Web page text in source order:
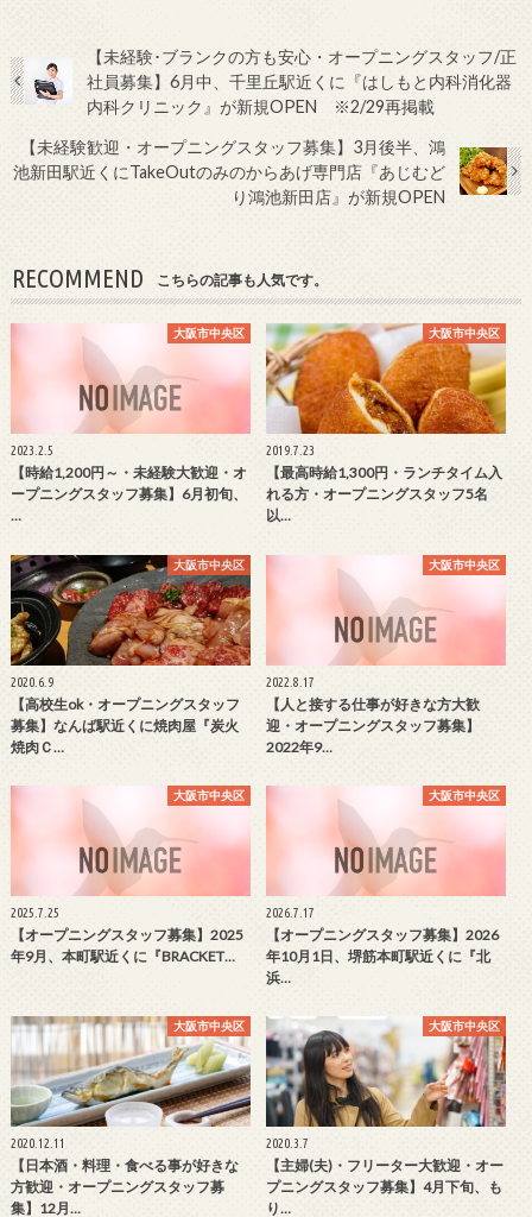
【未経験･ブランクの方も安心・オープニングスタッフ/正
社員募集】6月中、千里丘駅近くに『はしもと内科消化器
内科クリニック』が新規OPEN ※2/29再掲載
【未経験歓迎・オープニングスタッフ募集】3月後半、鴻
池新田駅近くにTakeOutのみのからあげ専門店『あじむど
り鴻池新田店』が新規OPEN
RECOMMEND こちらの記事も人気です。
大阪市中央区
2023.2.5
【時給1,200円～・未経験大歓迎・オ
ープニングスタッフ募集】6月初旬、
…
大阪市中央区
2019.7.23
【最高時給1,300円・ランチタイム入
れる方・オープニングスタッフ5名
以…
大阪市中央区
2020.6.9
【高校生ok・オープニングスタッフ
募集】なんば駅近くに焼肉屋『炭火
焼肉Ｃ…
大阪市中央区
2022.8.17
【人と接する仕事が好きな方大歓
迎・オープニングスタッフ募集】
2022年9…
大阪市中央区
2025.7.25
【オープニングスタッフ募集】2025
年9月、本町駅近くに『BRACKET…
大阪市中央区
2026.7.17
【オープニングスタッフ募集】2026
年10月1日、堺筋本町駅近くに『北
浜…
大阪市中央区
2020.12.11
【日本酒・料理・食べる事が好きな
方歓迎・オープニングスタッフ募
集】12月…
大阪市中央区
2020.3.7
【主婦(夫)・フリーター大歓迎・オー
プニングスタッフ募集】4月下旬、も
り…